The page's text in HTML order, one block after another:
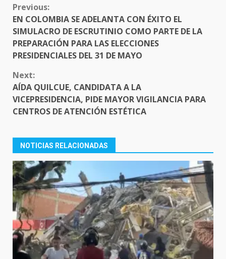
CONTINUE
READING
Previous:
EN COLOMBIA SE ADELANTA CON ÉXITO EL
SIMULACRO DE ESCRUTINIO COMO PARTE DE LA
PREPARACIÓN PARA LAS ELECCIONES
PRESIDENCIALES DEL 31 DE MAYO
Next:
AÍDA QUILCUE, CANDIDATA A LA
VICEPRESIDENCIA, PIDE MAYOR VIGILANCIA PARA
CENTROS DE ATENCIÓN ESTÉTICA
NOTICIAS RELACIONADAS